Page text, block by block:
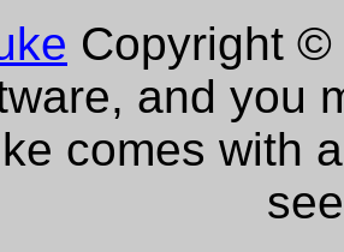
Copyright ©
and you
comes with